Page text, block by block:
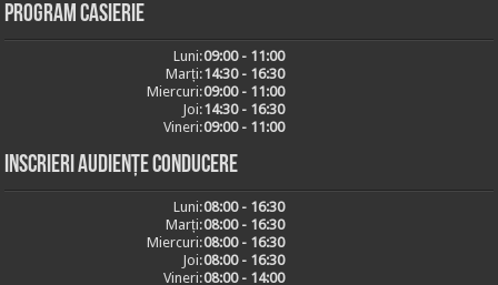
Program casierie
Luni:09:00 - 11:00
Marți:14:30 - 16:30
Miercuri:09:00 - 11:00
Joi:14:30 - 16:30
Vineri:09:00 - 11:00
Inscrieri audiențe conducere
Luni:08:00 - 16:30
Marți:08:00 - 16:30
Miercuri:08:00 - 16:30
Joi:08:00 - 16:30
Vineri:08:00 - 14:00